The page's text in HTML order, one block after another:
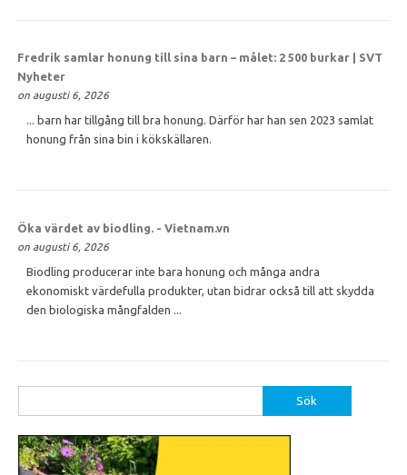
Fredrik samlar honung till sina barn – målet: 2 500 burkar | SVT
Nyheter
on augusti 6, 2026
... barn har tillgång till bra honung. Därför har han sen 2023 samlat
honung från sina bin i kökskällaren.
Öka värdet av biodling. - Vietnam.vn
on augusti 6, 2026
Biodling producerar inte bara honung och många andra
ekonomiskt värdefulla produkter, utan bidrar också till att skydda
den biologiska mångfalden ...
efter: